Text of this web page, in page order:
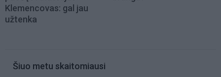
Klemencovas: gal jau
užtenka
Šiuo metu skaitomiausi